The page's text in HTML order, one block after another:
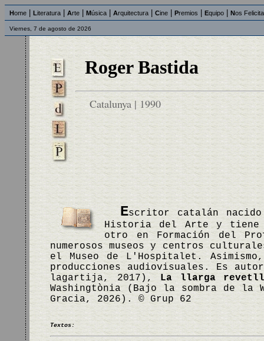
Home Literatura Arte Música Arquitectura Cine Premios Equipo Nos
Viernes, 7 de agosto de 2026
Roger Bastida
Catalunya | 1990
Escritor catalán
Historia del Arte y tiene
otro en Formación del
numerosos museos y centros
el Museo de L'Hospitalet.
producciones audiovisuales. Es
lagartija, 2017), La llarga
Washingtònia (Bajo la sombra de la
Gracia, 2026). © Grup 62
Textos: